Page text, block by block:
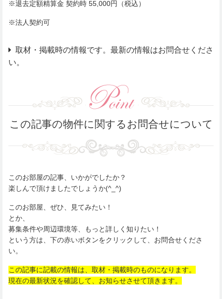
※退去定額精算金 契約時 55,000円（税込）
※法人契約可
取材・掲載時の情報です。最新の情報はお問合せくださ
い。
この記事の物件に関するお問合せについて
このお部屋の記事、いかがでしたか？
楽しんで頂けましたでしょうか(^_^)
このお部屋、ぜひ、見てみたい！
とか、
募集条件や周辺環境等、もっと詳しく知りたい！
という方は、下の赤いボタンをクリックして、お問合せくださ
い。
この記事に記載の情報は、取材・掲載時のものになります。
現在の最新状況を確認して、お知らせさせて頂きます。